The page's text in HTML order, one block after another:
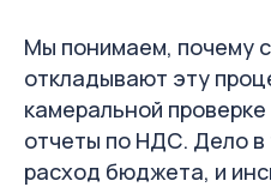
Мы понимаем, почему
откладывают эту
камеральной
отчеты по НДС. Дело в
расход бюджета, и